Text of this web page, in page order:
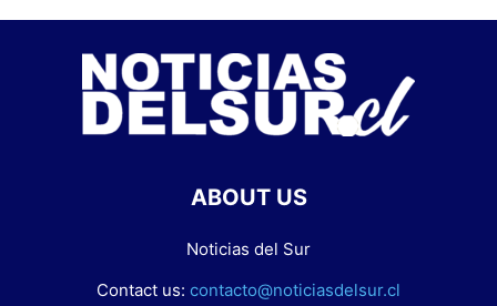
ABOUT US
Noticias del Sur
Contact us: contacto@noticiasdelsur.cl